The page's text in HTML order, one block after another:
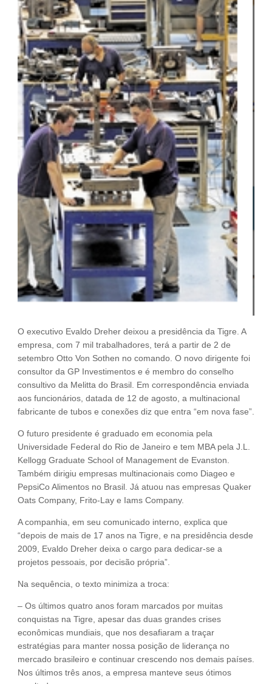
O executivo Evaldo Dreher deixou a presidência da Tigre. A
empresa, com 7 mil trabalhadores, terá a partir de 2 de
setembro Otto Von Sothen no comando. O novo dirigente foi
consultor da GP Investimentos e é membro do conselho
consultivo da Melitta do Brasil. Em correspondência enviada
aos funcionários, datada de 12 de agosto, a multinacional
fabricante de tubos e conexões diz que entra “em nova fase”.
O futuro presidente é graduado em economia pela
Universidade Federal do Rio de Janeiro e tem MBA pela J.L.
Kellogg Graduate School of Management de Evanston.
Também dirigiu empresas multinacionais como Diageo e
PepsiCo Alimentos no Brasil. Já atuou nas empresas Quaker
Oats Company, Frito-Lay e Iams Company.
A companhia, em seu comunicado interno, explica que
“depois de mais de 17 anos na Tigre, e na presidência desde
2009, Evaldo Dreher deixa o cargo para dedicar-se a
projetos pessoais, por decisão própria”.
Na sequência, o texto minimiza a troca:
– Os últimos quatro anos foram marcados por muitas
conquistas na Tigre, apesar das duas grandes crises
econômicas mundiais, que nos desafiaram a traçar
estratégias para manter nossa posição de liderança no
mercado brasileiro e continuar crescendo nos demais países.
Nos últimos três anos, a empresa manteve seus ótimos